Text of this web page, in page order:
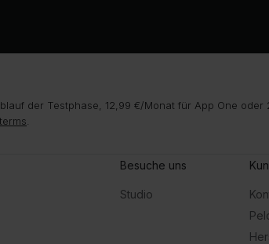
der Testphase, 12,99 €/Monat für App One
Besuche uns
Studio